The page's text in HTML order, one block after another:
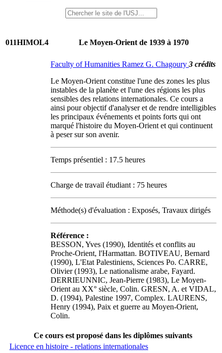
011HIMOL4 Le Moyen-Orient de 1939 à 1970
Faculty of Humanities Ramez G. Chagoury 3 crédits
Le Moyen-Orient constitue l'une des zones les plus
instables de la planète et l'une des régions les plus
sensibles des relations internationales. Ce cours a
ainsi pour objectif d'analyser et de rendre intelligibles
les principaux événements et points forts qui ont
marqué l'histoire du Moyen-Orient et qui continuent
à peser sur son avenir.
Temps présentiel : 17.5 heures
Charge de travail étudiant : 75 heures
Méthode(s) d'évaluation : Exposés, Travaux dirigés
Référence :
BESSON, Yves (1990), Identités et conflits au
Proche-Orient, l'Harmattan. BOTIVEAU, Bernard
(1990), L'Etat Palestiniens, Sciences Po. CARRE,
Olivier (1993), Le nationalisme arabe, Fayard.
DERRIEUNNIC, Jean-Pierre (1983), Le Moyen-
Orient au XX° siècle, Colin. GRESN, A. et VIDAL,
D. (1994), Palestine 1997, Complex. LAURENS,
Henry (1994), Paix et guerre au Moyen-Orient,
Colin.
Ce cours est proposé dans les diplômes suivants
Licence en histoire - relations internationales